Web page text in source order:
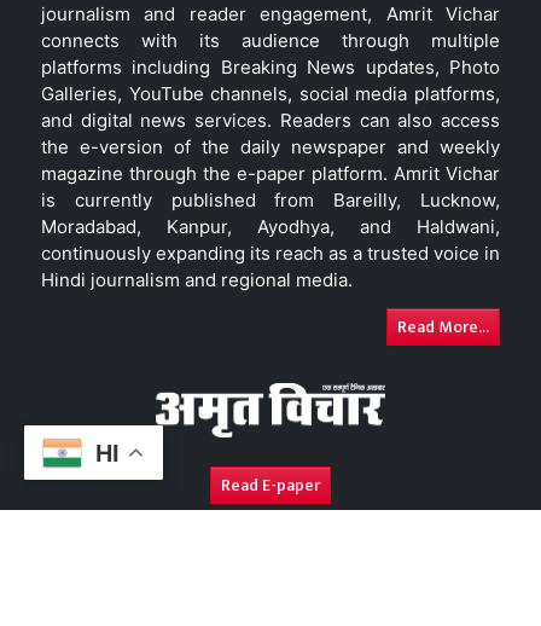
HI
journalism and reader engagement, Amrit Vichar
connects with its audience through multiple
platforms including Breaking News updates, Photo
Galleries, YouTube channels, social media platforms,
and digital news services. Readers can also access
the e-version of the daily newspaper and weekly
magazine through the e-paper platform. Amrit Vichar
is currently published from Bareilly, Lucknow,
Moradabad, Kanpur, Ayodhya, and Haldwani,
continuously expanding its reach as a trusted voice in
Hindi journalism and regional media.
Read More...
Read E-paper